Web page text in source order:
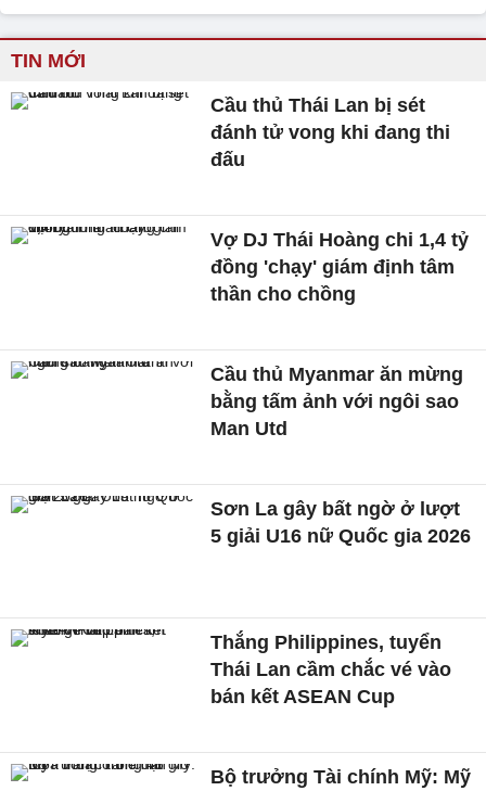
TIN MỚI
Cầu thủ Thái Lan bị sét
đánh tử vong khi đang thi
đấu
Vợ DJ Thái Hoàng chi 1,4 tỷ
đồng 'chạy' giám định tâm
thần cho chồng
Cầu thủ Myanmar ăn mừng
bằng tấm ảnh với ngôi sao
Man Utd
Sơn La gây bất ngờ ở lượt
5 giải U16 nữ Quốc gia 2026
Thắng Philippines, tuyển
Thái Lan cầm chắc vé vào
bán kết ASEAN Cup
Bộ trưởng Tài chính Mỹ: Mỹ